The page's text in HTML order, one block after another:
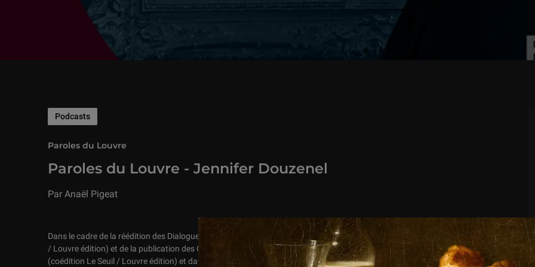
Paroles du Louvre - Jennifer Douzenel
Podcasts
Paroles du Louvre
Par Anaël Pigeat
Dans le cadre de la réédition des Dialogues du Louvre de Pierre Schneider (coédition La Barque
/ Louvre édition) et de la publication des Conversation du Louvre de Hans-Ulrich Obrist
(coédition Le Seuil / Louvre édition) et dans le prolongement du partenariat entre le Musée du